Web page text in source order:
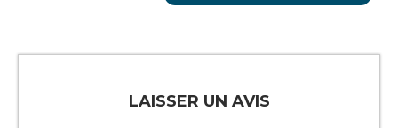
LAISSER UN AVIS